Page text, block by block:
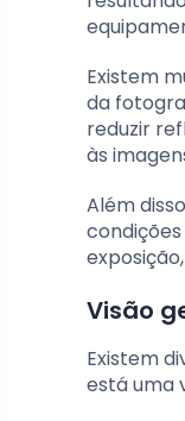
Existem
da
reduzir
às
Além
Visão
Existem
está uma